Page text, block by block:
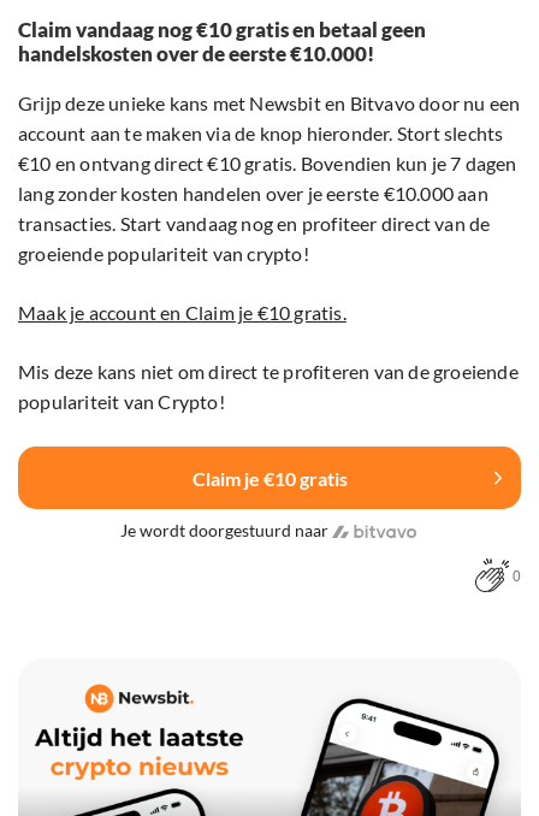
Claim vandaag nog €10 gratis en betaal geen
handelskosten over de eerste €10.000!
Grijp deze unieke kans met Newsbit en Bitvavo door nu een
account aan te maken via de knop hieronder. Stort slechts
€10 en ontvang direct €10 gratis. Bovendien kun je 7 dagen
lang zonder kosten handelen over je eerste €10.000 aan
transacties. Start vandaag nog en profiteer direct van de
groeiende populariteit van crypto!
Maak je account en Claim je €10 gratis.
Mis deze kans niet om direct te profiteren van de groeiende
populariteit van Crypto!
Claim je €10 gratis
Je wordt doorgestuurd naar
0